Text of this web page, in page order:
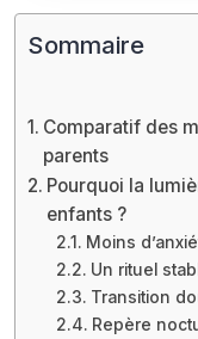
Sommaire
Comparatif des
parents
Pourquoi la
enfants ?
Moins
Un rituel
Transition
Repère